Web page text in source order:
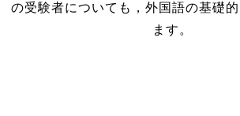
の受験者についても，外国語の基礎
ます。